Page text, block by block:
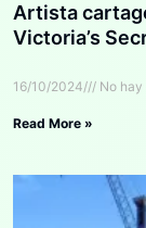
Artista
Victoria’s
16/10/2024 No
Read More »